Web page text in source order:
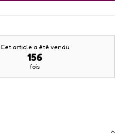
Cet article a été vendu
156
fois